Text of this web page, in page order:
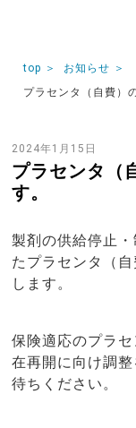
top
お知らせ
プラセンタ（自費）
2024年1月15日
プラセンタ（
す。
製剤の供給停止
たプラセンタ（
します。
保険適応のプラ
在再開に向け調
待ちください。